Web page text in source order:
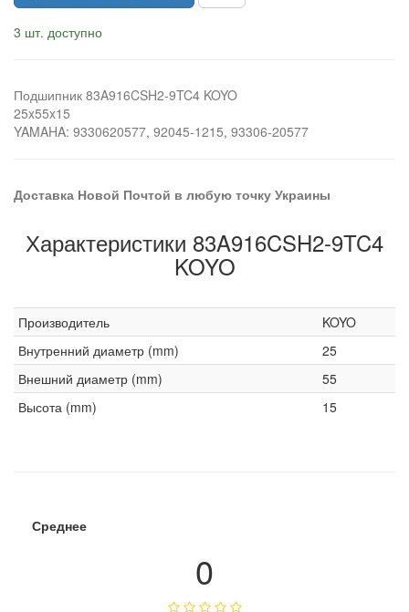
3 шт. доступно
Подшипник 83A916CSH2-9TC4 KOYO
25x55x15
YAMAHA: 9330620577, 92045-1215, 93306-20577
Доставка Новой Почтой в любую точку Украины
Характеристики 83A916CSH2-9TC4
KOYO
Производитель
KOYO
Внутренний диаметр (mm)
25
Внешний диаметр (mm)
55
Высота (mm)
15
Среднее
0